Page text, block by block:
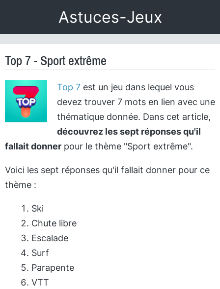
Astuces-Jeux
Top 7 - Sport extrême
Top 7est un jeu dans lequel vous
devez trouver 7 mots en lien avec une
thématique donnée. Dans cet article,
découvrez les sept réponses qu'il
fallait donner pour le thème "Sport extrême".
Voici les sept réponses qu'il fallait donner pour ce
thème :
Ski
Chute libre
Escalade
Surf
Parapente
VTT